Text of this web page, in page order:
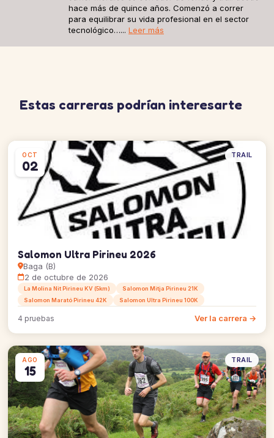
hace más de quince años. Comenzó a correr
para equilibrar su vida profesional en el sector
tecnológico…... Leer más
Estas carreras podrían interesarte
OCT
02
TRAIL
Salomon Ultra Pirineu 2026
Baga (B)
2 de octubre de 2026
La Molina Nit Pirineu KV (5km)
Salomon Mitja Pirineu 21K
Salomon Marató Pirineu 42K
Salomon Ultra Pirineu 100K
4 pruebas Ver la carrera →
AGO
15
TRAIL